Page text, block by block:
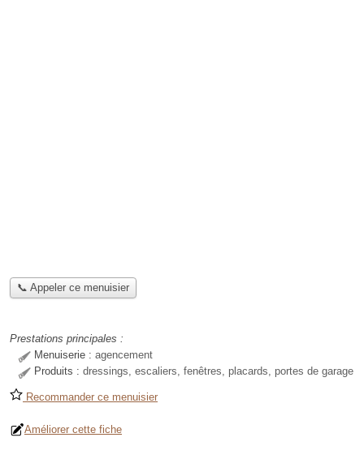
📞 Appeler ce menuisier
Prestations principales :
Menuiserie : agencement
Produits : dressings, escaliers, fenêtres, placards, portes de garage
Recommander ce menuisier
Améliorer cette fiche